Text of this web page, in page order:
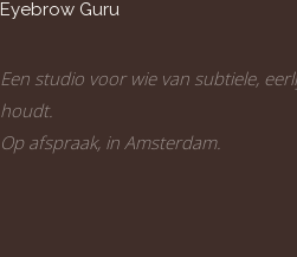
Eyebrow Guru
Een studio voor wie van subtiele,
houdt.
Op afspraak, in Amsterdam.